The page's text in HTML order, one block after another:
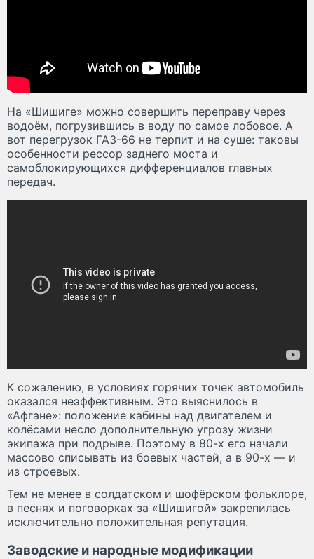
На «Шишиге» можно совершить переправу через
водоём, погрузившись в воду по самое лобовое. А
вот перегрузок ГАЗ-66 не терпит и на суше: таковы
особенности рессор заднего моста и
самоблокирующихся дифференциалов главных
передач.
К сожалению, в условиях горячих точек автомобиль
оказался неэффективным. Это выяснилось в
«Афгане»: положение кабины над двигателем и
колёсами несло дополнительную угрозу жизни
экипажа при подрыве. Поэтому в 80-х его начали
массово списывать из боевых частей, а в 90-х — и
из строевых.
Тем не менее в солдатском и шофёрском фольклоре,
в песнях и поговорках за «Шишигой» закрепилась
исключительно положительная репутация.
Заводские и народные модификации